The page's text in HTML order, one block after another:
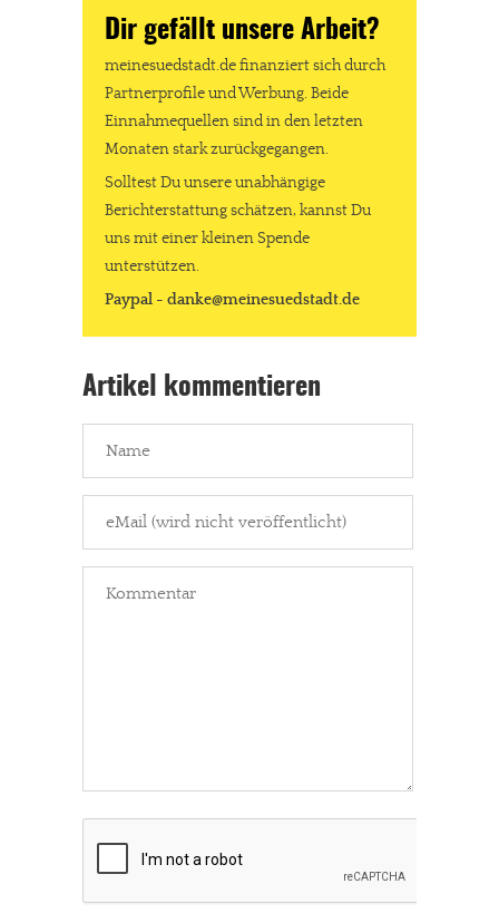
Solltest Du unsere unabhängige Berichterstattung schätzen,
Paypal - danke@meinesuedstadt.de
JETZT SPENDEN Schon erledigt!
Dir gefällt unsere Arbeit?
meinesuedstadt.de finanziert sich durch
Partnerprofile und Werbung. Beide
Einnahmequellen sind in den letzten
Monaten stark zurückgegangen.
Solltest Du unsere unabhängige
Berichterstattung schätzen, kannst Du
uns mit einer kleinen Spende
unterstützen.
Paypal - danke@meinesuedstadt.de
Artikel kommentieren